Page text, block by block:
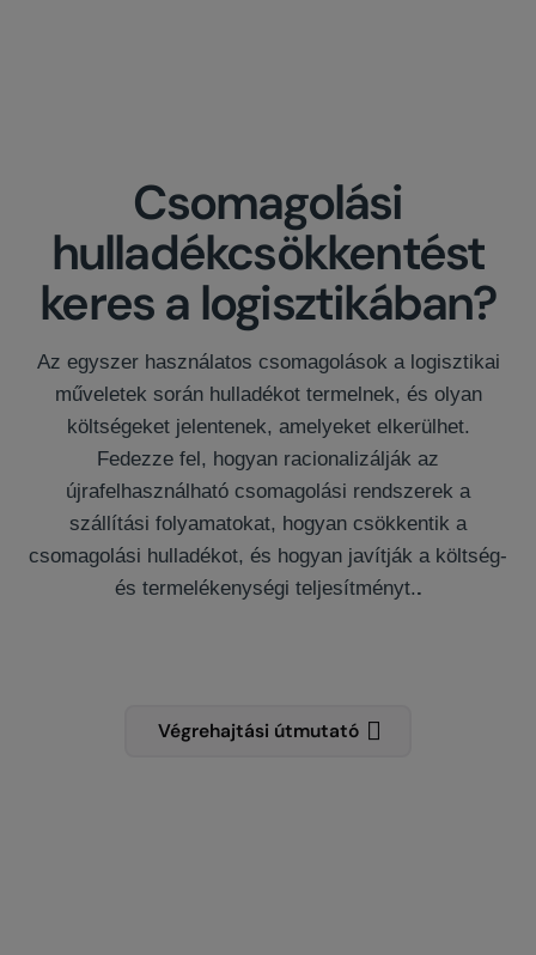
Csomagolási
hulladékcsökkentést
keres a logisztikában?
Az egyszer használatos csomagolások a logisztikai
műveletek során hulladékot termelnek, és olyan
költségeket jelentenek, amelyeket elkerülhet.
Fedezze fel, hogyan racionalizálják az
újrafelhasználható csomagolási rendszerek a
szállítási folyamatokat, hogyan csökkentik a
csomagolási hulladékot, és hogyan javítják a költség-
és termelékenységi teljesítményt..
Végrehajtási útmutató